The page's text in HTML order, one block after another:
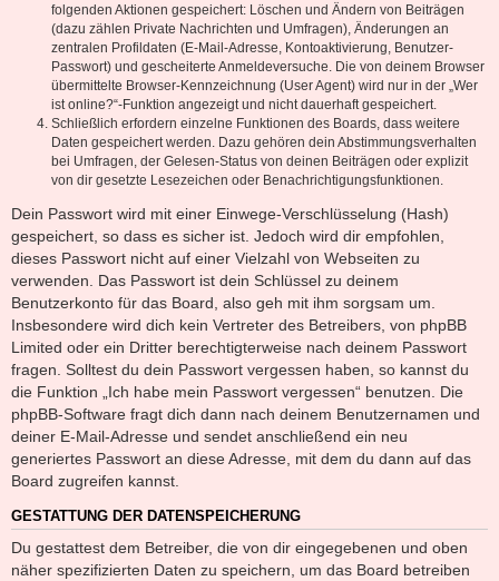
folgenden Aktionen gespeichert: Löschen und Ändern von Beiträgen
(dazu zählen Private Nachrichten und Umfragen), Änderungen an
zentralen Profildaten (E-Mail-Adresse, Kontoaktivierung, Benutzer-
Passwort) und gescheiterte Anmeldeversuche. Die von deinem Browser
übermittelte Browser-Kennzeichnung (User Agent) wird nur in der „Wer
ist online?“-Funktion angezeigt und nicht dauerhaft gespeichert.
Schließlich erfordern einzelne Funktionen des Boards, dass weitere
Daten gespeichert werden. Dazu gehören dein Abstimmungsverhalten
bei Umfragen, der Gelesen-Status von deinen Beiträgen oder explizit
von dir gesetzte Lesezeichen oder Benachrichtigungsfunktionen.
Dein Passwort wird mit einer Einwege-Verschlüsselung (Hash)
gespeichert, so dass es sicher ist. Jedoch wird dir empfohlen,
dieses Passwort nicht auf einer Vielzahl von Webseiten zu
verwenden. Das Passwort ist dein Schlüssel zu deinem
Benutzerkonto für das Board, also geh mit ihm sorgsam um.
Insbesondere wird dich kein Vertreter des Betreibers, von phpBB
Limited oder ein Dritter berechtigterweise nach deinem Passwort
fragen. Solltest du dein Passwort vergessen haben, so kannst du
die Funktion „Ich habe mein Passwort vergessen“ benutzen. Die
phpBB-Software fragt dich dann nach deinem Benutzernamen und
deiner E-Mail-Adresse und sendet anschließend ein neu
generiertes Passwort an diese Adresse, mit dem du dann auf das
Board zugreifen kannst.
GESTATTUNG DER DATENSPEICHERUNG
Du gestattest dem Betreiber, die von dir eingegebenen und oben
näher spezifizierten Daten zu speichern, um das Board betreiben